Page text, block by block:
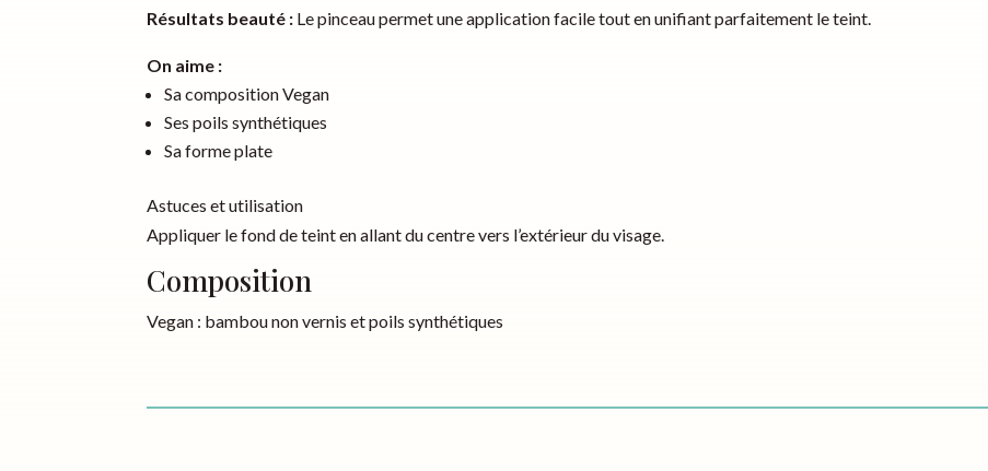
Résultats beauté : Le pinceau permet une application facile tout en unifiant parfaitement le teint.
On aime :
Sa composition Vegan
Ses poils synthétiques
Sa forme plate
Astuces et utilisation
Appliquer le fond de teint en allant du centre vers l’extérieur du visage.
Composition
Vegan : bambou non vernis et poils synthétiques